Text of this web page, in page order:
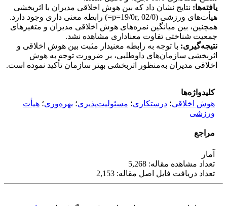
یافته‌ها: نتایج نشان داد که بین هوش اخلاقی مدیران با اثربخشی
هیأت‌های ورزشی (02/0 ,p=19/0r=) رابطه معنی داری وجود دارد.
همچنین، بین میانگین نمره‌های هوش اخلاقی مدیران و متغیرهای
جمعیت شناختی تفاوت معناداری مشاهده نشد.
نتیجه‌گیری: با توجه به رابطه معنی­دار مثبت بین هوش اخلاقی و
اثربخشی سازمان‌های داوطلبی، بر ضرورت توجه به هوش
اخلاقی مدیران به‌منظور اثربخشی بهتر سازمان تأکید نموده است.
کلیدواژه‌ها
هوش اخلاقی؛ درستکاری؛ مسئولیت‌پذیری؛ بهره‌وری؛ هیأت
ورزشی
مراجع
آمار
تعداد مشاهده مقاله: 5,268
تعداد دریافت فایل اصل مقاله: 2,153